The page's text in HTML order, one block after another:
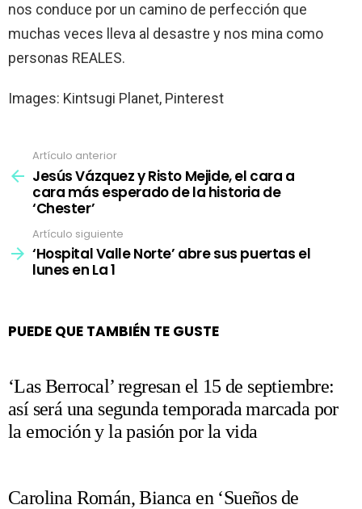
nos conduce por un camino de perfección que
muchas veces lleva al desastre y nos mina como
personas REALES.
Images: Kintsugi Planet, Pinterest
más
Artículo anterior
Jesús Vázquez y Risto Mejide, el cara a
cara más esperado de la historia de
‘Chester’
Artículo siguiente
‘Hospital Valle Norte’ abre sus puertas el
lunes en La 1
PUEDE QUE TAMBIÉN TE GUSTE
‘Las Berrocal’ regresan el 15 de septiembre:
así será una segunda temporada marcada por
la emoción y la pasión por la vida
Carolina Román, Bianca en ‘Sueños de